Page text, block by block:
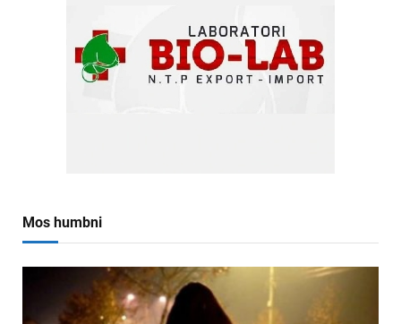
Mos humbni